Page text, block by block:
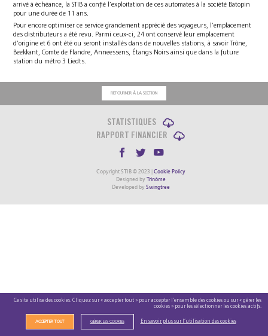
arrivé à échéance, la STIB a confié l’exploitation de ces automates à la société Batopin
pour une durée de 11 ans.
Pour encore optimiser ce service grandement apprécié des voyageurs, l’emplacement
des distributeurs a été revu. Parmi ceux-ci, 24 ont conservé leur emplacement
d’origine et 6 ont été ou seront installés dans de nouvelles stations, à savoir Trône,
Beekkant, Comte de Flandre, Anneessens, Étangs Noirs ainsi que dans la future
station du métro 3 Liedts.
RETOURNER À LA SECTION
STATISTIQUES
RAPPORT FINANCIER
Copyright STIB © 2023 | Cookie Policy
Designed by Trinôme
Developed by Swingtree
Ce site utilise des cookies. Cliquez sur « accepter tout » pour accepter l’ensemble des cookies ou sur « gérer les
cookies » pour les sélectionner les cookies actifs.
ACCEPTER TOUT GÉRER LES COOKIES En savoir plus sur l’utilisation des cookies